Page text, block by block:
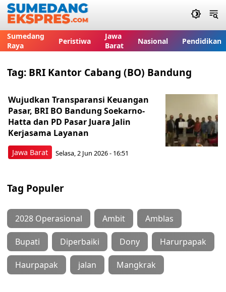
Sumedang
Raya
Peristiwa
Jawa
Barat
Nasional Pendidikan
Tag: BRI Kantor Cabang (BO) Bandung
Jawa Barat
Wujudkan Transparansi Keuangan
Pasar, BRI BO Bandung Soekarno-
Hatta dan PD Pasar Juara Jalin
Kerjasama Layanan
Selasa, 2 Jun 2026 - 16:51
Tag Populer
2028 Operasional Ambit Amblas
Bupati Diperbaiki Dony Harurpapak
Haurpapak jalan Mangkrak